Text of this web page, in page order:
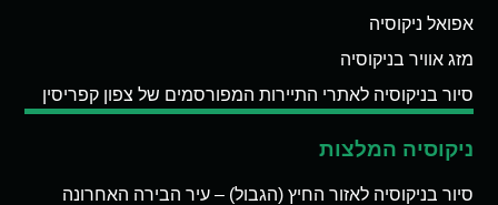
אפואל ניקוסיה
מזג אוויר בניקוסיה
סיור בניקוסיה לאתרי התיירות המפורסמים של צפון קפריסין
ניקוסיה המלצות
סיור בניקוסיה לאזור החיץ (הגבול) – עיר הבירה האחרונה